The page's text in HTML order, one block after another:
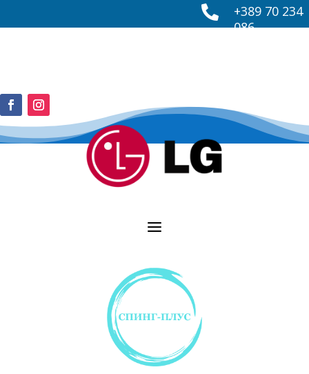

+389 70 234
086
a